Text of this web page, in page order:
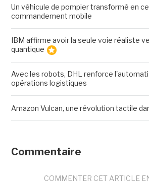
Un véhicule de pompier transformé en
commandement mobile
IBM affirme avoir la seule voie réaliste
quantique
Avec les robots, DHL renforce
opérations logistiques
Amazon Vulcan, une révolution tactile
Commentaire
COMMENTER CET ARTICLE